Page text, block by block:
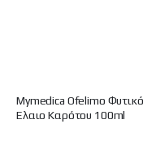
Mymedica Ofelimo Φυτικό
Έλαιο Καρότου 100ml